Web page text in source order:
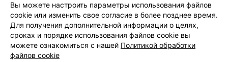
Персональные настройки cookie
Обработка персональных данных
Вы можете настроить параметры использования файлов
cookie или изменить свое согласие в более позднее время.
Для получения дополнительной информации о целях,
сроках и порядке использования файлов cookie вы
можете ознакомиться с нашей Политикой обработки
файлов cookie